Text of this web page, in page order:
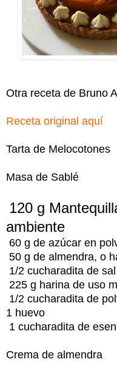
Otra receta de Bruno
Receta original aquí
Tarta de Melocotones
Masa de Sablé
120 g
ambiente
60 g de azúcar en
50 g de almendra, o
1/2 cucharadita de sal
225 g harina de uso
1/2 cucharadita de
1 huevo
1 cucharadita de
Crema de almendra